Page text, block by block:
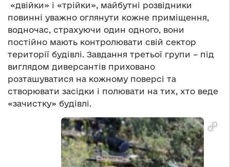
«двійки» і «трійки», майбутні розвідники
повинні уважно оглянути кожне приміщення,
водночас, страхуючи один одного, вони
постійно мають контролювати свій сектор
території будівлі. Завдання третьої групи – під
виглядом диверсантів приховано
розташуватися на кожному поверсі та
створювати засідки і полювати на тих, хто веде
«зачистку» будівлі.